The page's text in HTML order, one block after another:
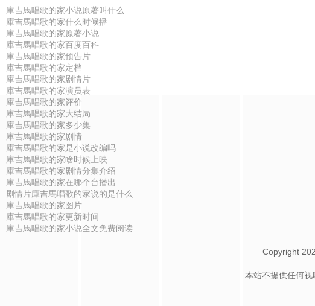
庫吉馬唱歌的家小说原著叫什么
庫吉馬唱歌的家什么时候播
庫吉馬唱歌的家原著小说
庫吉馬唱歌的家百度百科
庫吉馬唱歌的家预告片
庫吉馬唱歌的家定档
庫吉馬唱歌的家剧情片
庫吉馬唱歌的家演员表
庫吉馬唱歌的家评价
庫吉馬唱歌的家大结局
庫吉馬唱歌的家多少集
庫吉馬唱歌的家剧情
庫吉馬唱歌的家是小说改编吗
庫吉馬唱歌的家啥时候上映
庫吉馬唱歌的家剧情分集介绍
庫吉馬唱歌的家在哪个台播出
剧情片庫吉馬唱歌的家说的是什么
庫吉馬唱歌的家图片
庫吉馬唱歌的家更新时间
庫吉馬唱歌的家小说全文免费阅读
Copyright
本站不提供任何视